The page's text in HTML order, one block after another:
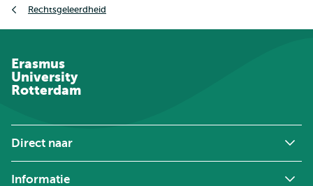
Rechtsgeleerdheid
Erasmus
University
Rotterdam
Direct naar
Informatie